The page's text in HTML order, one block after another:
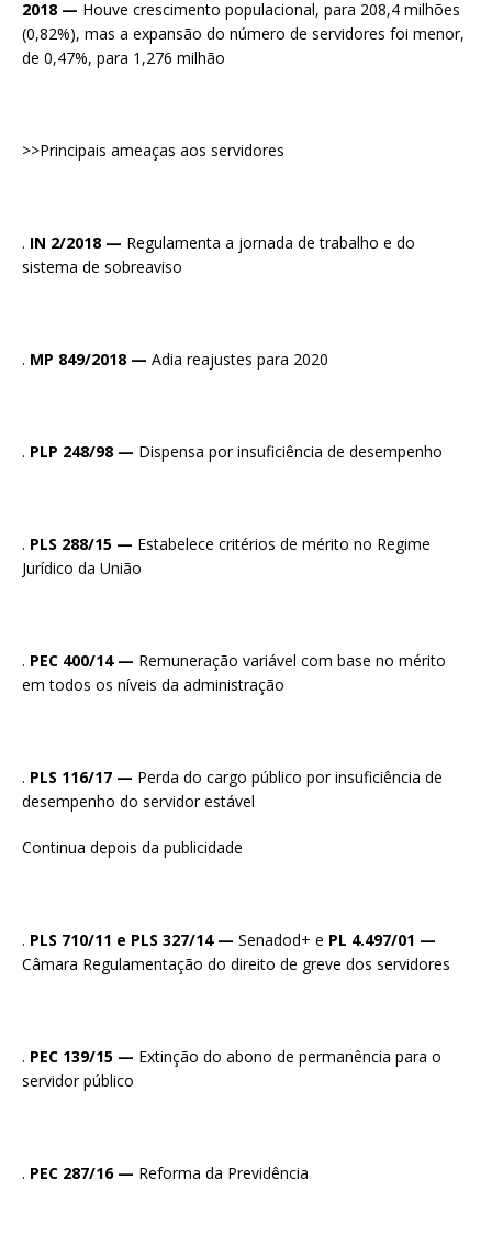
2018 — Houve crescimento populacional, para 208,4 milhões
(0,82%), mas a expansão do número de servidores foi menor,
de 0,47%, para 1,276 milhão
>>Principais ameaças aos servidores
. IN 2/2018 — Regulamenta a jornada de trabalho e do
sistema de sobreaviso
. MP 849/2018 — Adia reajustes para 2020
. PLP 248/98 — Dispensa por insuficiência de desempenho
. PLS 288/15 — Estabelece critérios de mérito no Regime
Jurídico da União
. PEC 400/14 — Remuneração variável com base no mérito
em todos os níveis da administração
. PLS 116/17 — Perda do cargo público por insuficiência de
desempenho do servidor estável
Continua depois da publicidade
. PLS 710/11 e PLS 327/14 — Senadod+ e PL 4.497/01 —
Câmara Regulamentação do direito de greve dos servidores
. PEC 139/15 — Extinção do abono de permanência para o
servidor público
. PEC 287/16 — Reforma da Previdência